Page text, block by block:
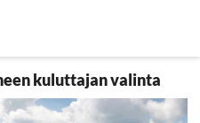
kuluttajan valinta